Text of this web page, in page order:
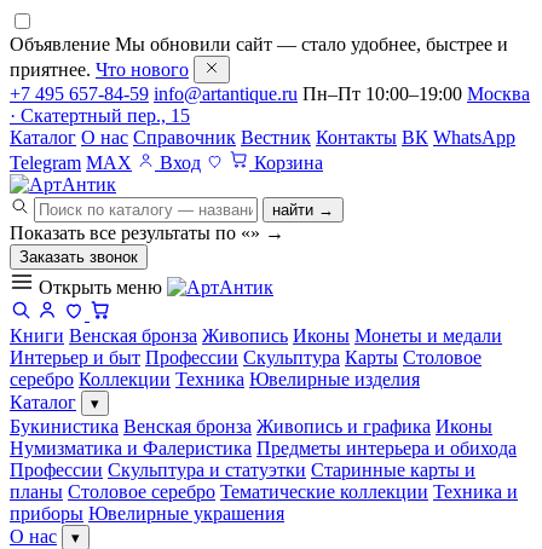
Объявление Мы обновили сайт — стало удобнее, быстрее и
приятнее. Что нового
+7 495 657-84-59 info@artantique.ru Пн–Пт 10:00–19:00 Москва
· Скатертный пер., 15
Каталог О нас Справочник Вестник Контакты ВК WhatsApp
Telegram MAX Вход Корзина
найти →
Показать все результаты по «» →
Заказать звонок
Открыть меню
Книги Венская бронза Живопись Иконы Монеты и медали
Интерьер и быт Профессии Скульптура Карты Столовое
серебро Коллекции Техника Ювелирные изделия
Каталог
▾
Букинистика Венская бронза Живопись и графика Иконы
Нумизматика и Фалеристика Предметы интерьера и обихода
Профессии Скульптура и статуэтки Старинные карты и
планы Столовое серебро Тематические коллекции Техника и
приборы Ювелирные украшения
О нас
▾